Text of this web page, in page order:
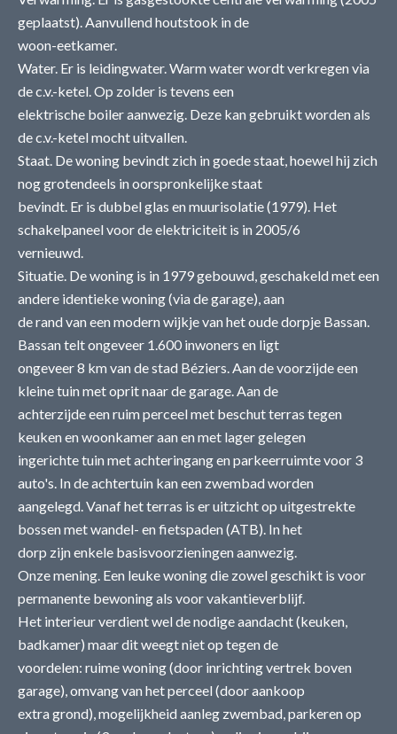
geplaatst). Aanvullend houtstook in de
woon-eetkamer.
Water. Er is leidingwater. Warm water wordt verkregen via
de c.v.-ketel. Op zolder is tevens een
elektrische boiler aanwezig. Deze kan gebruikt worden als
de c.v.-ketel mocht uitvallen.
Staat. De woning bevindt zich in goede staat, hoewel hij zich
nog grotendeels in oorspronkelijke staat
bevindt. Er is dubbel glas en muurisolatie (1979). Het
schakelpaneel voor de elektriciteit is in 2005/6
vernieuwd.
Situatie. De woning is in 1979 gebouwd, geschakeld met een
andere identieke woning (via de garage), aan
de rand van een modern wijkje van het oude dorpje Bassan.
Bassan telt ongeveer 1.600 inwoners en ligt
ongeveer 8 km van de stad Béziers. Aan de voorzijde een
kleine tuin met oprit naar de garage. Aan de
achterzijde een ruim perceel met beschut terras tegen
keuken en woonkamer aan en met lager gelegen
ingerichte tuin met achteringang en parkeerruimte voor 3
auto's. In de achtertuin kan een zwembad worden
aangelegd. Vanaf het terras is er uitzicht op uitgestrekte
bossen met wandel- en fietspaden (ATB). In het
dorp zijn enkele basisvoorzieningen aanwezig.
Onze mening. Een leuke woning die zowel geschikt is voor
permanente bewoning als voor vakantieverblijf.
Het interieur verdient wel de nodige aandacht (keuken,
badkamer) maar dit weegt niet op tegen de
voordelen: ruime woning (door inrichting vertrek boven
garage), omvang van het perceel (door aankoop
extra grond), mogelijkheid aanleg zwembad, parkeren op